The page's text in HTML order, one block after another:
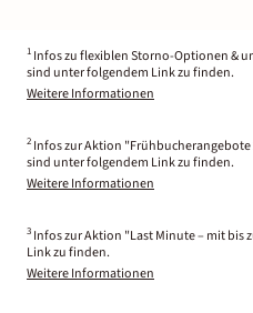
1 Infos zu flexiblen Storno-Optionen &
sind unter folgendem Link zu finden.
Weitere Informationen
2 Infos zur Aktion
sind unter folgendem Link zu finden.
Weitere Informationen
3 Infos zur Aktion "Last Minute – mit bis
Link zu finden.
Weitere Informationen